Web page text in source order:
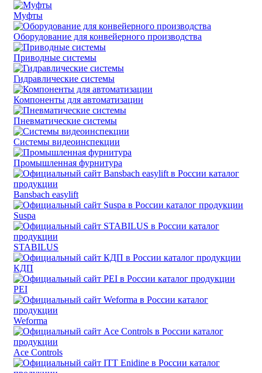
Муфты
Оборудование для конвейерного производства
Приводные системы
Гидравлические системы
Компоненты для автоматизации
Пневматические системы
Системы видеоинспекции
Промышленная фурнитура
Bansbach easylift
Suspa
STABILUS
КДП
PEI
Weforma
Ace Controls